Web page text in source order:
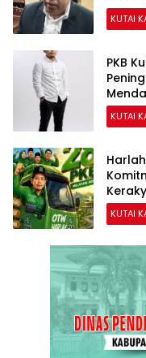
KUTAI
PKB
KUTAI
KUTAI